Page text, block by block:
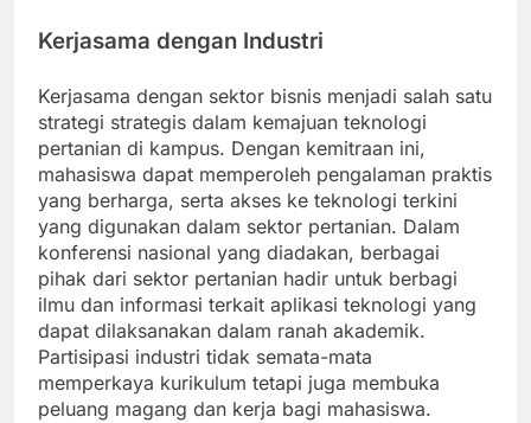
Kerjasama dengan Industri
Kerjasama dengan sektor bisnis menjadi salah satu
strategi strategis dalam kemajuan teknologi
pertanian di kampus. Dengan kemitraan ini,
mahasiswa dapat memperoleh pengalaman praktis
yang berharga, serta akses ke teknologi terkini
yang digunakan dalam sektor pertanian. Dalam
konferensi nasional yang diadakan, berbagai
pihak dari sektor pertanian hadir untuk berbagi
ilmu dan informasi terkait aplikasi teknologi yang
dapat dilaksanakan dalam ranah akademik.
Partisipasi industri tidak semata-mata
memperkaya kurikulum tetapi juga membuka
peluang magang dan kerja bagi mahasiswa.